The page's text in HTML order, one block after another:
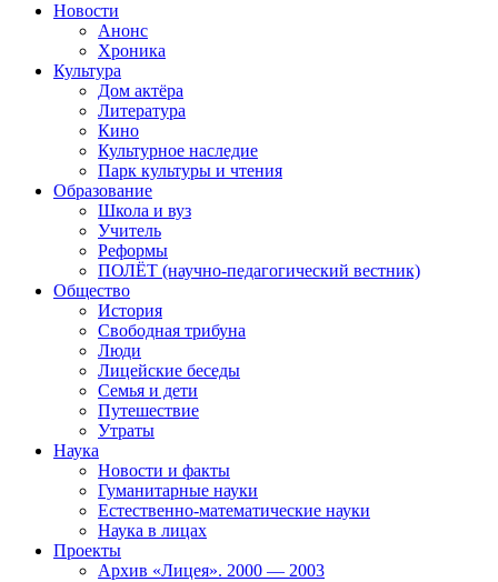
Новости
Анонс
Хроника
Культура
Дом актёра
Литература
Кино
Культурное наследие
Парк культуры и чтения
Образование
Школа и вуз
Учитель
Реформы
ПОЛЁТ (научно-педагогический вестник)
Общество
История
Свободная трибуна
Люди
Лицейские беседы
Семья и дети
Путешествие
Утраты
Наука
Новости и факты
Гуманитарные науки
Естественно-математические науки
Наука в лицах
Проекты
Архив «Лицея». 2000 — 2003